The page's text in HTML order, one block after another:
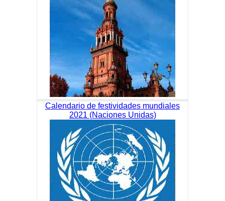
Calendario de festividades mundiales
2021 (Naciones Unidas)